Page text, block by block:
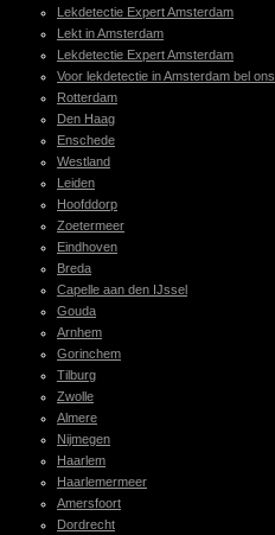
Lekdetectie Expert Amsterdam
Lekt in Amsterdam
Lekdetectie Expert Amsterdam
Voor lekdetectie in Amsterdam bel ons
Rotterdam
Den Haag
Enschede
Westland
Leiden
Hoofddorp
Zoetermeer
Eindhoven
Breda
Capelle aan den IJssel
Gouda
Arnhem
Gorinchem
Tilburg
Zwolle
Almere
Nijmegen
Haarlem
Haarlemermeer
Amersfoort
Dordrecht